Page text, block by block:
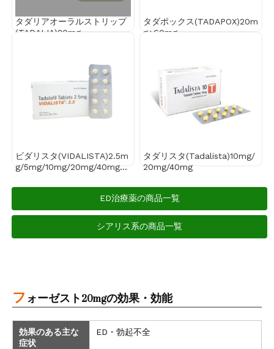
タダリアオーラルストリップ
(TADALIA)20mg
タダポックス(TADAPOX)20m
g+60mg
ビダリスタ(VIDALISTA)2.5m
g/5mg/10mg/20mg/40mg/6
タダリスタ(Tadalista)10mg/
20mg/40mg
ED治療薬の商品一覧
シアリス系の商品一覧
フォーゼスト20mgの効果・効能
効果のある主な
症状
ED・勃起不全